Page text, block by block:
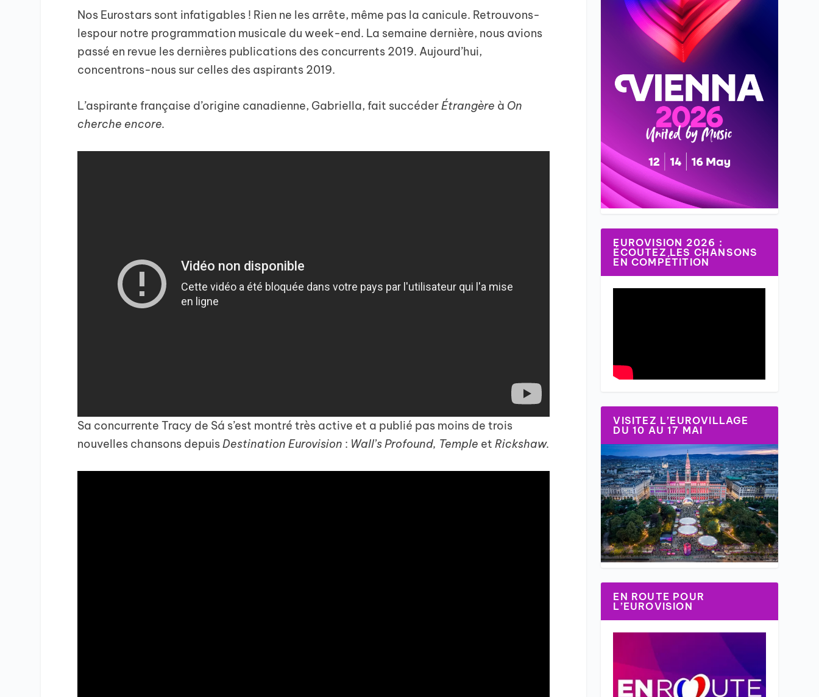
Nos Eurostars sont infatigables ! Rien ne les arrête, même pas la canicule. Retrouvons-
lespour notre programmation musicale du week-end. La semaine dernière, nous avions
passé en revue les dernières publications des concurrents 2019. Aujourd’hui,
concentrons-nous sur celles des aspirants 2019.
L’aspirante française d’origine canadienne, Gabriella, fait succéderÉtrangère à On
cherche encore.
Sa concurrente Tracy de Sá s’est montré très active et a publié pas moins de trois
nouvelles chansons depuisDestination Eurovision : Wall’s Profound, Temple etRickshaw.
EUROVISION 2026 :
ÉCOUTEZ LES CHANSONS
EN COMPÉTITION
VISITEZ L’EUROVILLAGE
DU 10 AU 17 MAI
EN ROUTE POUR
L’EUROVISION